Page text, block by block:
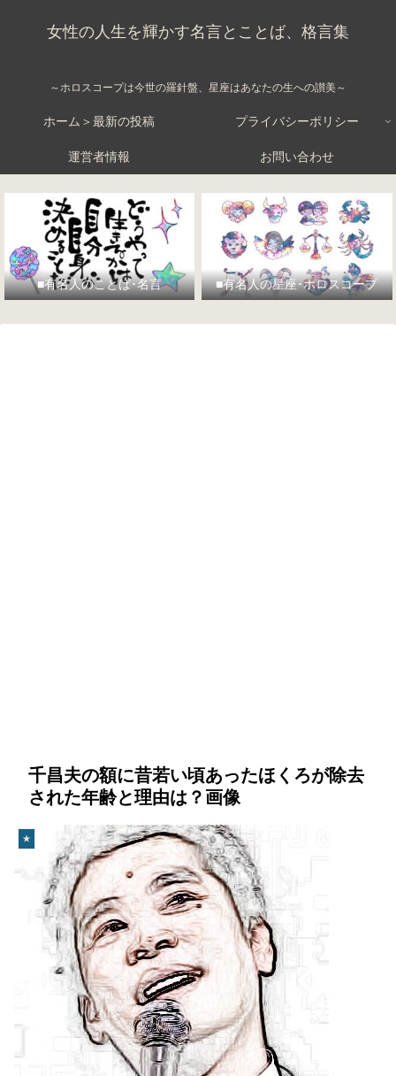
女性の人生を輝かす名言とことば、格言集
～ホロスコープは今世の羅針盤、星座はあなたの生への讃美～
ホーム＞最新の投稿 プライバシーポリシー
運営者情報 お問い合わせ
■有名人のことば･名言 ■有名人の星座･ホロスコープ
千昌夫の額に昔若い頃あったほくろが除去
された年齢と理由は？画像
★